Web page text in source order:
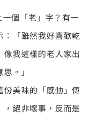
個「老」字？有一
「雖然我好喜歡乾
我這樣的老人家出
。」
美味的「感動」傳
絕非壞事，反而是